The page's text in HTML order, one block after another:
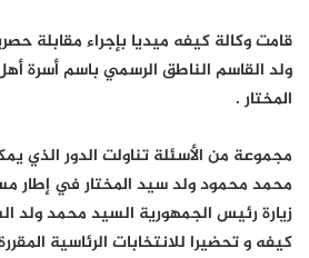
قامت وكالة كيفه ميديا بإجراء مقابلة
ولد القاسم الناطق الرسمي باسم أسرة
المختار .
مجموعة من الأسئلة تناولت الدور الذي
محمد محمود ولد سيد المختار في إطار
زيارة رئيس الجمهورية السيد محمد ولد
كيفه و تحضيرا للانتخابات الرئاسية